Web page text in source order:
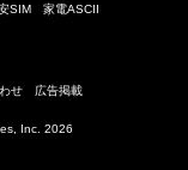
SIM 家電ASCII
せ 広告掲載
Inc. 2026